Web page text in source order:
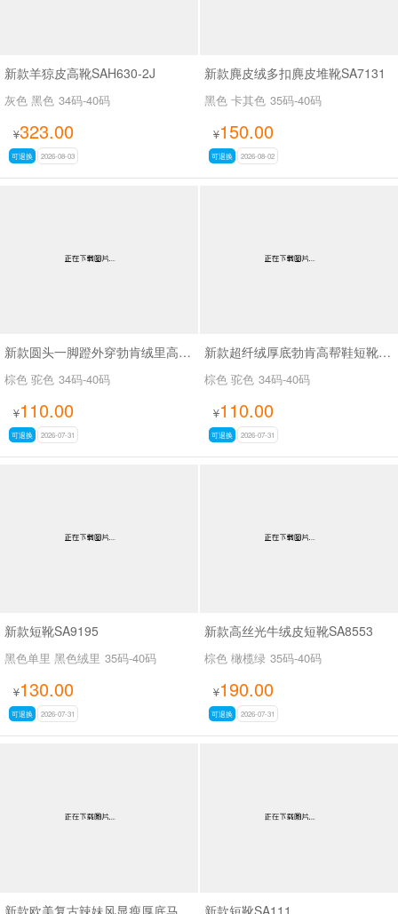
新款羊猄皮高靴SAH630-2J
灰色 黑色 34码-40码
¥323.00
可退换 2026-08-03
新款麂皮绒多扣麂皮堆靴SA7131
黑色 卡其色 35码-40码
¥150.00
可退换 2026-08-02
新款圆头一脚蹬外穿勃肯绒里高帮鞋SA9109
棕色 驼色 34码-40码
¥110.00
可退换 2026-07-31
新款超纤绒厚底勃肯高帮鞋短靴SA9116
棕色 驼色 34码-40码
¥110.00
可退换 2026-07-31
新款短靴SA9195
黑色单里 黑色绒里 35码-40码
¥130.00
可退换 2026-07-31
新款高丝光牛绒皮短靴SA8553
棕色 橄榄绿 35码-40码
¥190.00
可退换 2026-07-31
新款短靴SA111